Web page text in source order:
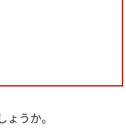
うか。